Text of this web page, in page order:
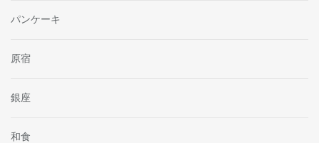
パンケーキ
原宿
銀座
和食